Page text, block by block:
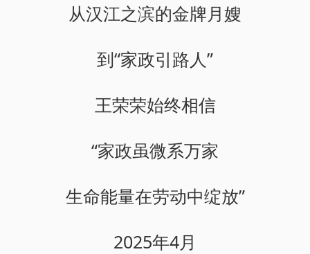
从汉江之滨的金牌月嫂
到“家政引路人”
王荣荣始终相信
“家政虽微系万家
生命能量在劳动中绽放”
2025年4月